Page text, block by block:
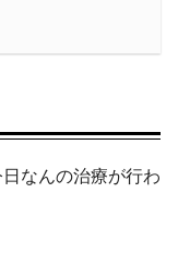
なんの治療が行わ